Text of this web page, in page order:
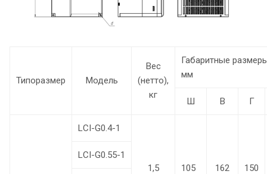
Типоразмер Модель
Вес
(нетто),
кг
Габаритные
мм
Ш В Г
LCI-G0.4-1
1,5 105 162 150
LCI-G0.55-1